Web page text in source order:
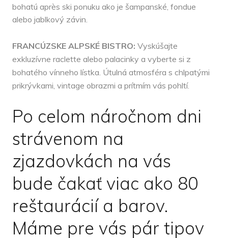
bohatú après ski ponuku ako je šampanské, fondue
alebo jablkový závin.
FRANCÚZSKE ALPSKÉ BISTRO: Vyskúšajte
exkluzívne raclette alebo palacinky a vyberte si z
bohatého vínneho lístka. Útulná atmosféra s chlpatými
prikrývkami, vintage obrazmi a prítmím vás pohltí.
Po celom náročnom dni
strávenom na
zjazdovkách na vás
bude čakať viac ako 80
reštaurácií a barov.
Máme pre vás pár tipov